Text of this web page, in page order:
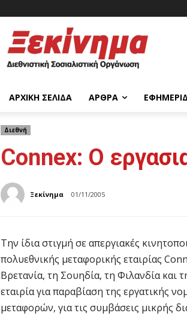
ΑΡΧΙΚΉ ΣΕΛΊΔΑ ΆΡΘΡΑ
Διεθνή
Connex: Ο
Ξεκίνημα 01/11/2005
Την ίδια στιγμή σε απεργιακές
πολυεθνικής μεταφορικής εταιρίας
Βρετανία, τη Σουηδία, τη Φιλανδία και
εταιρία για παραβίαση της εργατικής
μεταφορών, για τις συμβάσεις μικρής